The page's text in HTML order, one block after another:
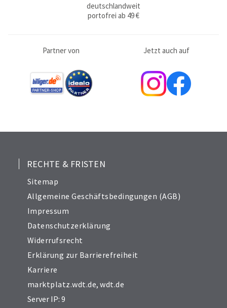
deutschlandweit
portofrei ab 49 €
Partner von Jetzt auch auf
RECHTE & FRISTEN
Sitemap
Allgemeine Geschäftsbedingungen (AGB)
Impressum
Datenschutzerklärung
Widerrufsrecht
Erklärung zur Barrierefreiheit
Karriere
marktplatz.wdt.de,wdt.de
Server IP: 9